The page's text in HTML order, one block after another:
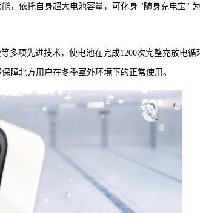
，依托自身超大电池容量，可化身 "随身充电宝"
多项先进技术，使电池在完成1200次完整充放电循
障北方用户在冬季室外环境下的正常使用。